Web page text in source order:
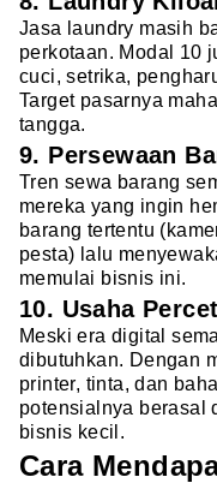
Jasa laundry masih
perkotaan. Modal 10
cuci, setrika,
Target pasarnya
tangga.
9. Persewaan
Tren sewa barang
mereka yang ingin
barang tertentu
pesta) lalu
memulai bisnis ini.
10. Usaha
Meski era digital
dibutuhkan. Dengan
printer, tinta, dan
potensialnya berasal
bisnis kecil.
Cara